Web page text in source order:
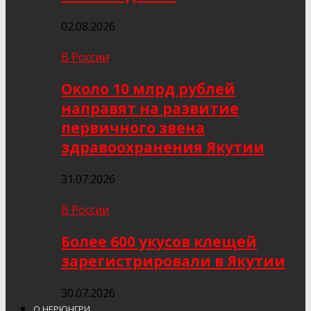
02.08.2026
В России
Около 10 млрд рублей
направят на развитие
первичного звена
здравоохранения Якутии
31.07.2026
В России
Более 600 укусов клещей
зарегистрировали в Якутии
30.07.2026